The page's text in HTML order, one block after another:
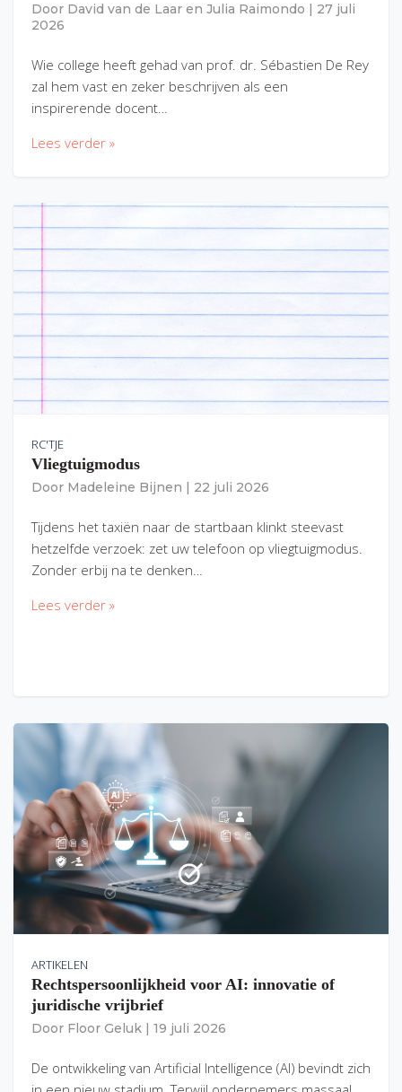
Door David van de Laar en Julia Raimondo
27 juli
2026
Wie college heeft gehad van prof. dr. Sébastien De Rey
zal hem vast en zeker beschrijven als een
inspirerende docent…
Lees verder »
RC'TJE
Vliegtuigmodus
Door Madeleine Bijnen 22 juli 2026
Tijdens het taxiën naar de startbaan klinkt steevast
hetzelfde verzoek: zet uw telefoon op vliegtuigmodus.
Zonder erbij na te denken…
Lees verder »
ARTIKELEN
Rechtspersoonlijkheid voor AI: innovatie of
juridische vrijbrief
Door Floor Geluk 19 juli 2026
De ontwikkeling van Artificial Intelligence (AI) bevindt zich